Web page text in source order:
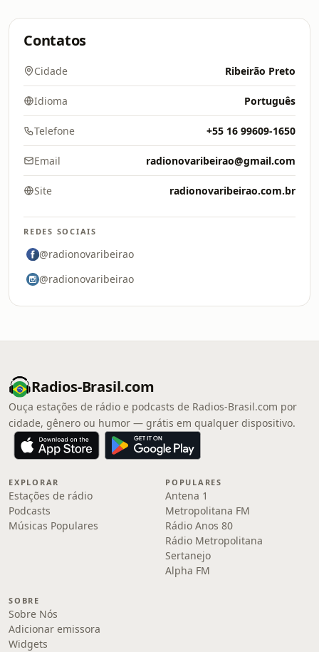
Contatos
Cidade Ribeirão Preto
Idioma Português
Telefone +55 16 99609-1650
Email radionovaribeirao@gmail.com
Site radionovaribeirao.com.br
REDES SOCIAIS
@radionovaribeirao
@radionovaribeirao
Radios-Brasil.com
Ouça estações de rádio e podcasts de Radios-Brasil.com por
cidade, gênero ou humor — grátis em qualquer dispositivo.
EXPLORAR
Estações de rádio
Podcasts
Músicas Populares
POPULARES
Antena 1
Metropolitana FM
Rádio Anos 80
Rádio Metropolitana
Sertanejo
Alpha FM
SOBRE
Sobre Nós
Adicionar emissora
Widgets